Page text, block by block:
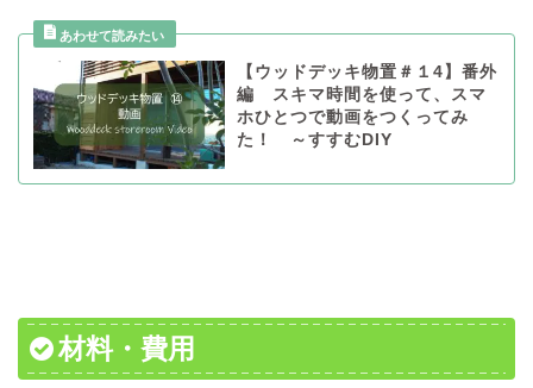
【ウッドデッキ物置＃１4】番外
編 スキマ時間を使って、スマ
ホひとつで動画をつくってみ
た！ ～すすむDIY
材料・費用